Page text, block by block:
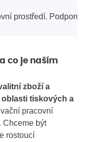
prostředí.
co je naším
zboží a
tiskových a
pracovní
Chceme být
rostoucí